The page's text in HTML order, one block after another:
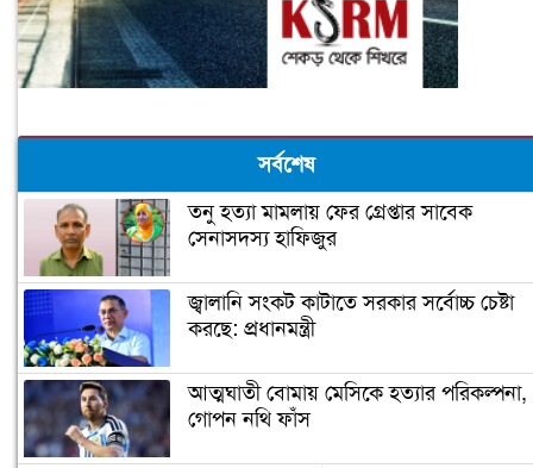
সর্বশেষ
তনু হত্যা মামলায় ফের গ্রেপ্তার সাবেক
সেনাসদস্য হাফিজুর
জ্বালানি সংকট কাটাতে সরকার সর্বোচ্চ চেষ্টা
করছে: প্রধানমন্ত্রী
আত্মঘাতী বোমায় মেসিকে হত্যার পরিকল্পনা,
গোপন নথি ফাঁস